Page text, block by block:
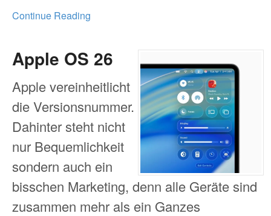
Continue Reading
Apple OS 26
Apple vereinheitlicht
die Versionsnummer.
Dahinter steht nicht
nur Bequemlichkeit
sondern auch ein
bisschen Marketing, denn alle Geräte sind
zusammen mehr als ein Ganzes